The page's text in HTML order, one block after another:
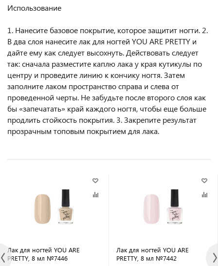
Использование
1. Нанесите базовое покрытие, которое защитит ногти. 2.
В два слоя нанесите лак для ногтей YOU ARE PRETTY и
дайте ему как следует высохнуть. Действовать следует
так: сначала разместите каплю лака у края кутикулы по
центру и проведите линию к кончику ногтя. Затем
заполните лаком пространство справа и слева от
проведенной черты. Не забудьте после второго слоя как
бы «запечатать» край каждого ногтя, чтобы еще больше
продлить стойкость покрытия. 3. Закрепите результат
прозрачным топовым покрытием для лака.
Лак для ногтей YOU ARE
PRETTY, 8 мл №7446
Лак для ногтей YOU ARE
PRETTY, 8 мл №7442